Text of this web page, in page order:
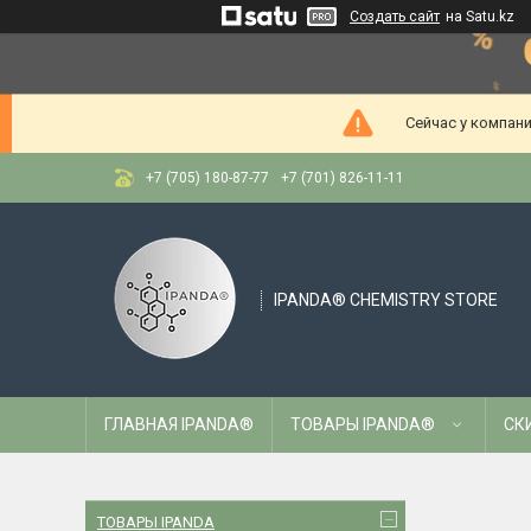
Создать сайт на Satu.kz
Сейчас у
+7 (705) 180-87-77 +7 (701) 826-11-11
IPANDA® CHEMISTRY STORE
ГЛАВНАЯ IPANDA® ТОВАРЫ IPANDA®
ТОВАРЫ IPANDA